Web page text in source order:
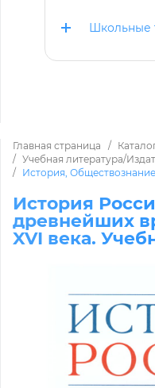
Школьные
Главная страница
Учебная литература/
История, Обществознание
История
древнейших
XVI века.